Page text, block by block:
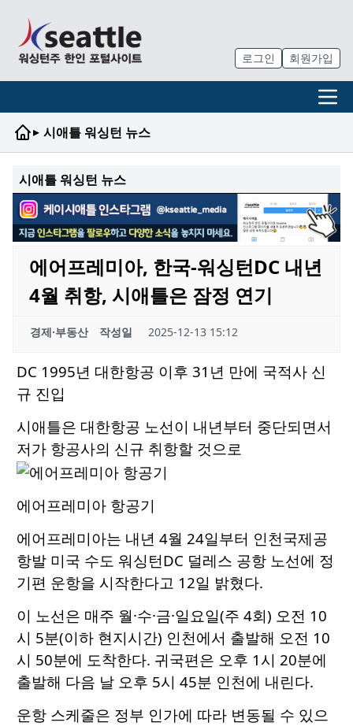
로그인 회원가입
▸ 시애틀 워싱턴 뉴스
시애틀 워싱턴 뉴스
에어프레미아, 한국-워싱턴DC 내년
4월 취항, 시애틀은 잠정 연기
경제·부동산 작성일 2025-12-13 15:12
DC 1995년 대한항공 이후 31년 만에 국적사 신
규 진입
시애틀은 대한항공 노선이 내년부터 중단되면서
저가 항공사의 신규 취항할 것으로
에어프레미아 항공기
에어프레미아는 내년 4월 24일부터 인천국제공
항발 미국 수도 워싱턴DC 덜레스 공항 노선에 정
기편 운항을 시작한다고 12일 밝혔다.
이 노선은 매주 월·수·금·일요일(주 4회) 오전 10
시 5분(이하 현지시간) 인천에서 출발해 오전 10
시 50분에 도착한다. 귀국편은 오후 1시 20분에
출발해 다음 날 오후 5시 45분 인천에 내린다.
운항 스케줄은 정부 인가에 따라 변동될 수 있으